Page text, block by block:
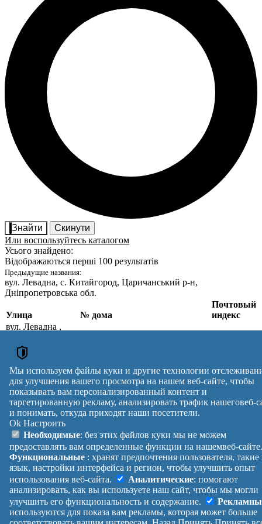
Знайти
Скинути
Или воспользуйтесь каталогом
Усього знайдено:
Відображаються перші 100 результатів
Предыдущие названия:
вул. Левадна, с. Китайгород, Царичанський р-н,
Дніпропетровська обл.
Почтовые индексы Украины. Обновлено : 27-07-2026.
Улица № дома
Почтовый
индекс
вул. Левадна ,
Дніпровський р-
Дніпропетровська
обл.
31, 32, 33, 34, 35, 36, 37, 38
Вулиця № будинків
Індекс
reklama
Правила
Помощь
Платные
услуги
Политика
конфиденциальности
Манифест
О проекте
Обратная
связь
Украина
Вход |
Выход
Мы используем файлы куки и другие технологии
для улучшения вашего просмотра на нашем веб-сайте, чтобы
показывать вам персонализированный контент и
таргетированную рекламу, анализировать трафик нашеговеб-
и понимать, откуда приходят наши посетители.
Ok Настроить
Необходимые: без этих файлов куки мы не можем
предоставлять вам определенные функции на нашемвеб-
Функциональные : хранят предпочтения пользователя, такие
язык, настройки интерфейса и регион, чтобы улучшить опыт
использования веб-сайта.
Аналитические: помогают
анализировать, как вы используете наш сайт, чтобы мы могли
улучшить его функциональность и содержание.
используются для показа вам рекламы, которая может больше